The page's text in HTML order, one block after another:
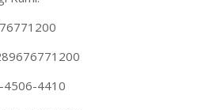
4506-4410